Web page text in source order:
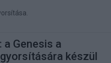
Genesis a
készül